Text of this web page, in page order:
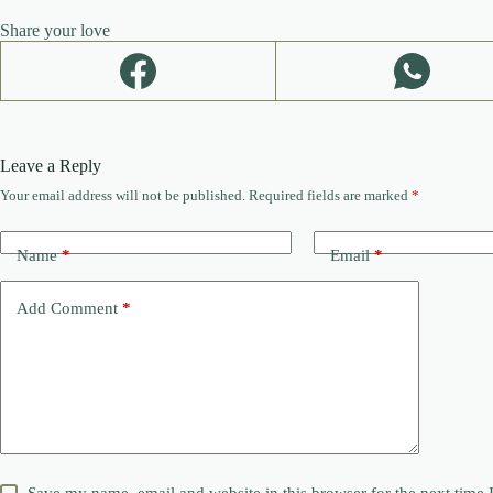
Share your love
Leave a Reply
Your email address will not be published. Required fields are marked *
Name* Email*
Add Comment *